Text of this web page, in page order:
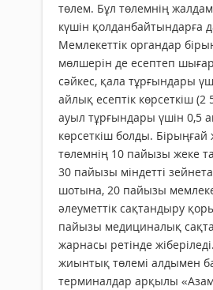
төлем. Бұл төлемнің
күшін қолданбайтындарға
Мемлекеттік органдар
мөлшерін де есептеп
сәйкес, қала тұрғындары
айлық есептік көрсеткіш (2
ауыл тұрғындары үшін 0,5
көрсеткіш болды. Бірыңғай
төлемнің 10 пайызы жеке
30 пайызы міндетті
шотына, 20 пайызы
әлеуметтік сақтандыру
пайызы медициналық
жарнасы ретінде
жиынтық төлемі алдымен
терминалдар арқылы